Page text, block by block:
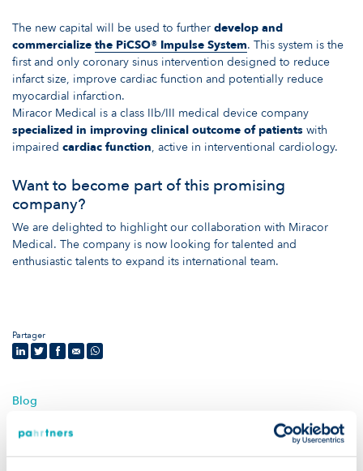
The new capital will be used to further develop and
commercialize the PiCSO® Impulse System. This system is the
first and only coronary sinus intervention designed to reduce
infarct size, improve cardiac function and potentially reduce
myocardial infarction.
Miracor Medical is a class IIb/III medical device company
specialized in improving clinical outcome of patients with
impaired cardiac function, active in interventional cardiology.
Want to become part of this promising
company?
We are delighted to highlight our collaboration with Miracor
Medical. The company is now looking for talented and
enthusiastic talents to expand its international team.
Partager
Blog
Actualité & conseils